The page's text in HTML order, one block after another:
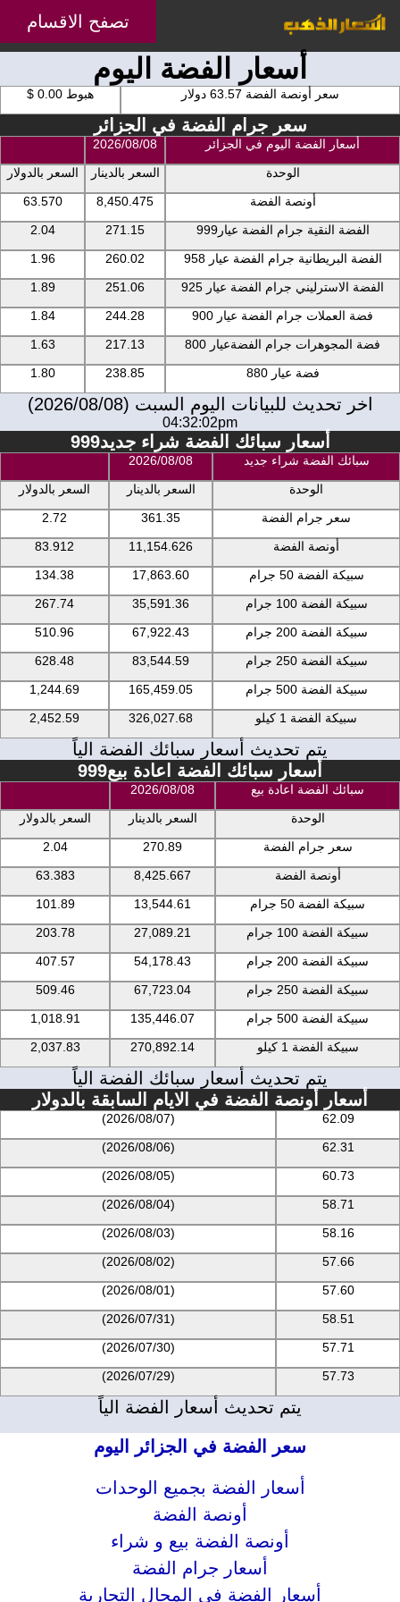
تصفح الاقسام
أسعار الفضة اليوم
سعر أونصة الفضة 63.57 دولار هبوط 0.00 $
سعر جرام الفضة في الجزائر
أسعار الفضة اليوم في الجزائر
2026/08/08
الوحدة
السعر بالدينار
السعر بالدولار
أونصة الفضة
8,450.475
63.570
الفضة النقية جرام الفضة عيار999
271.15
2.04
الفضة البريطانية جرام الفضة عيار 958
260.02
1.96
الفضة الاسترليني جرام الفضة عيار 925
251.06
1.89
فضة العملات جرام الفضة عيار 900
244.28
1.84
فضة المجوهرات جرام الفضةعيار 800
217.13
1.63
فضة عيار 880
238.85
1.80
اخر تحديث للبيانات اليوم السبت (2026/08/08)
04:32:02pm
أسعار سبائك الفضة شراء جديد999
سبائك الفضة شراء جديد
2026/08/08
الوحدة
السعر بالدينار
السعر بالدولار
سعر جرام الفضة
361.35
2.72
أونصة الفضة
11,154.626
83.912
سبيكة الفضة 50 جرام
17,863.60
134.38
سبيكة الفضة 100 جرام
35,591.36
267.74
سبيكة الفضة 200 جرام
67,922.43
510.96
سبيكة الفضة 250 جرام
83,544.59
628.48
سبيكة الفضة 500 جرام
165,459.05
1,244.69
سبيكة الفضة 1 كيلو
326,027.68
2,452.59
يتم تحديث أسعار سبائك الفضة الياً
أسعار سبائك الفضة اعادة بيع999
سبائك الفضة اعادة بيع
2026/08/08
الوحدة
السعر بالدينار
السعر بالدولار
سعر جرام الفضة
270.89
2.04
أونصة الفضة
8,425.667
63.383
سبيكة الفضة 50 جرام
13,544.61
101.89
سبيكة الفضة 100 جرام
27,089.21
203.78
سبيكة الفضة 200 جرام
54,178.43
407.57
سبيكة الفضة 250 جرام
67,723.04
509.46
سبيكة الفضة 500 جرام
135,446.07
1,018.91
سبيكة الفضة 1 كيلو
270,892.14
2,037.83
يتم تحديث أسعار سبائك الفضة الياً
أسعار أونصة الفضة في الايام السابقة بالدولار
62.09
(2026/08/07)
62.31
(2026/08/06)
60.73
(2026/08/05)
58.71
(2026/08/04)
58.16
(2026/08/03)
57.66
(2026/08/02)
57.60
(2026/08/01)
58.51
(2026/07/31)
57.71
(2026/07/30)
57.73
(2026/07/29)
يتم تحديث أسعار الفضة الياً
سعر الفضة في الجزائر اليوم
أسعار الفضة بجميع الوحدات
أونصة الفضة
أونصة الفضة بيع و شراء
أسعار جرام الفضة
أسعار الفضة في المحال التجارية